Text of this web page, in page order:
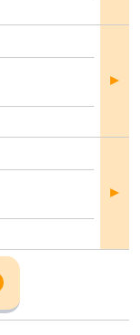
部屋
詳細
部屋
詳細